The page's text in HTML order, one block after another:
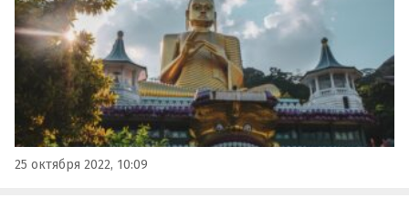
Ланки…
25 октября 2022, 10:09